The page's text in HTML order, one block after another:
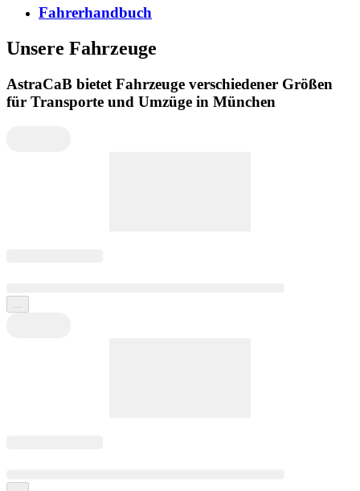
Fahrerhandbuch
Unsere Fahrzeuge
AstraCaB bietet Fahrzeuge verschiedener Größen
für Transporte und Umzüge in München